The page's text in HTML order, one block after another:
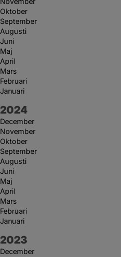
Oktober
September
Augusti
Juni
Maj
April
Mars
Februari
Januari
År:
2024
December
November
Oktober
September
Augusti
Juni
Maj
April
Mars
Februari
Januari
År:
2023
December